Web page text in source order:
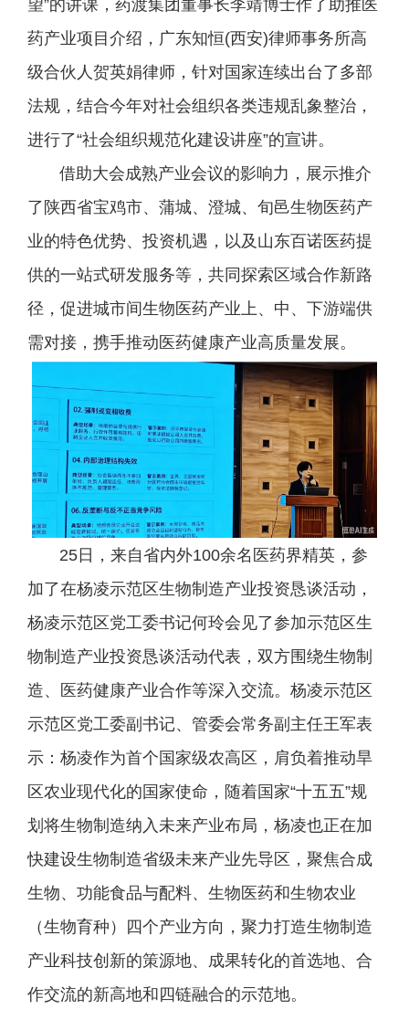
望”的讲课，药渡集团董事长李靖博士作了助推医
药产业项目介绍，广东知恒(西安)律师事务所高
级合伙人贺英娟律师，针对国家连续出台了多部
法规，结合今年对社会组织各类违规乱象整治，
进行了“社会组织规范化建设讲座”的宣讲。
借助大会成熟产业会议的影响力，展示推介
了陕西省宝鸡市、蒲城、澄城、旬邑生物医药产
业的特色优势、投资机遇，以及山东百诺医药提
供的一站式研发服务等，共同探索区域合作新路
径，促进城市间生物医药产业上、中、下游端供
需对接，携手推动医药健康产业高质量发展。
25日，来自省内外100余名医药界精英，参
加了在杨凌示范区生物制造产业投资恳谈活动，
杨凌示范区党工委书记何玲会见了参加示范区生
物制造产业投资恳谈活动代表，双方围绕生物制
造、医药健康产业合作等深入交流。杨凌示范区
示范区党工委副书记、管委会常务副主任王军表
示：杨凌作为首个国家级农高区，肩负着推动旱
区农业现代化的国家使命，随着国家“十五五”规
划将生物制造纳入未来产业布局，杨凌也正在加
快建设生物制造省级未来产业先导区，聚焦合成
生物、功能食品与配料、生物医药和生物农业
（生物育种）四个产业方向，聚力打造生物制造
产业科技创新的策源地、成果转化的首选地、合
作交流的新高地和四链融合的示范地。